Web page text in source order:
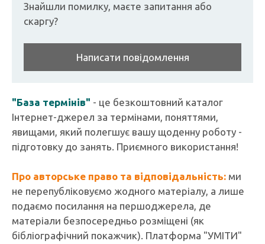
Знайшли помилку, маєте запитання або
скаргу?
Написати повідомлення
"База термінів" - це безкоштовний каталог
Інтернет-джерел за термінами, поняттями,
явищами, який полегшує вашу щоденну роботу -
підготовку до занять. Приємного використання!
Про авторське право та відповідальність: ми
не перепубліковуємо жодного матеріалу, а лише
подаємо посилання на першоджерела, де
матеріали безпосередньо розміщені (як
бібліографічний покажчик). Платформа "УМІТИ"